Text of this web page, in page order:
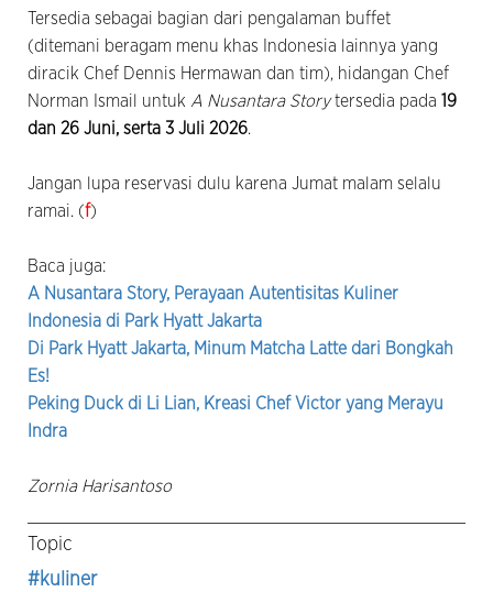
Tersedia sebagai bagian dari pengalaman buffet
(ditemani beragam menu khas Indonesia lainnya yang
diracik Chef Dennis Hermawan dan tim), hidangan Chef
Norman Ismail untuk A Nusantara Storytersedia pada 19
dan 26 Juni, serta 3 Juli 2026.
Jangan lupa reservasi dulu karena Jumat malam selalu
ramai. (f)
Baca juga:
A Nusantara Story, Perayaan Autentisitas Kuliner
Indonesia di Park Hyatt Jakarta
Di Park Hyatt Jakarta, Minum Matcha Latte dari Bongkah
Es!
Peking Duck di Li Lian, Kreasi Chef Victor yang Merayu
Indra
Zornia Harisantoso
Topic
#kuliner